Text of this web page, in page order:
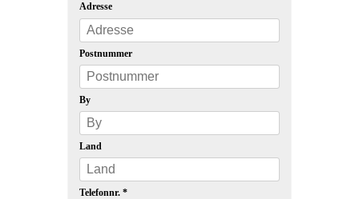
Adresse
Postnummer
By
Land
Telefonnr. *